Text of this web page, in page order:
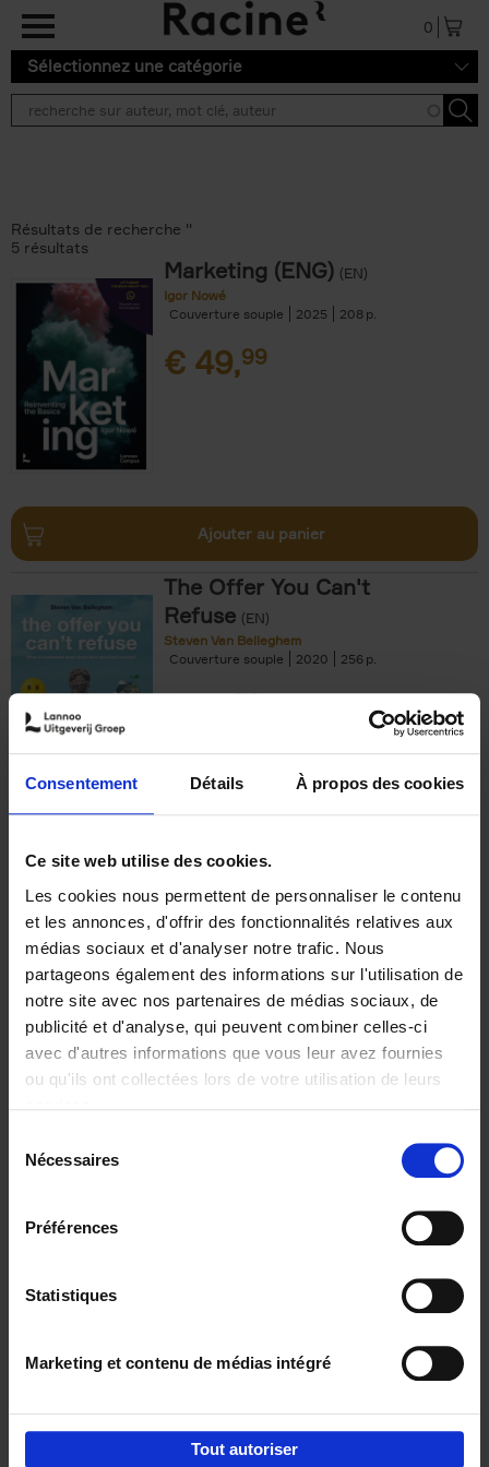
Consentement Détails À propos des cookies
Ce site web utilise des cookies.
Les cookies nous permettent de personnaliser le contenu
et les annonces, d'offrir des fonctionnalités relatives aux
médias sociaux et d'analyser notre trafic. Nous
partageons également des informations sur l'utilisation de
notre site avec nos partenaires de médias sociaux, de
publicité et d'analyse, qui peuvent combiner celles-ci
avec d'autres informations que vous leur avez fournies
ou qu'ils ont collectées lors de votre utilisation de leurs
Nécessaires
Préférences
Statistiques
Marketing et contenu de médias intégré
Tout autoriser
Aller au contenu principal
0
Sélectionnez une catégorie
Résultats de recherche ''
5 résultats
Marketing (ENG) (EN)
Igor Nowé
Couverture souple
2025 208
€ 49,99
Ajouter au panier
The Offer You Can't
Refuse (EN)
Steven Van Belleghem
Couverture souple
2020 256
€37,50
Building Bonds = Building
Business
Jochen Roef Jozefien De Feyter
Carolien Boom
Couverture souple
2025 200
€29,99
Digital marketing like a PRO -
completely revised edition (EN)